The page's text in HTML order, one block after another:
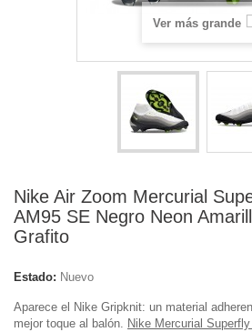
Ver más grande
Nike Air Zoom Mercurial
AM95 SE Negro Neon
Grafito
Estado: Nuevo
Aparece el Nike Gripknit: un material
mejor toque al balón. Nike Mercurial